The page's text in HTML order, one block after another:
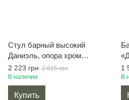
Стул барный высокий
Даниэль, опора хром
экокожа черная
2 223 грн 2 615 грн
В наличии
Купить
1
В